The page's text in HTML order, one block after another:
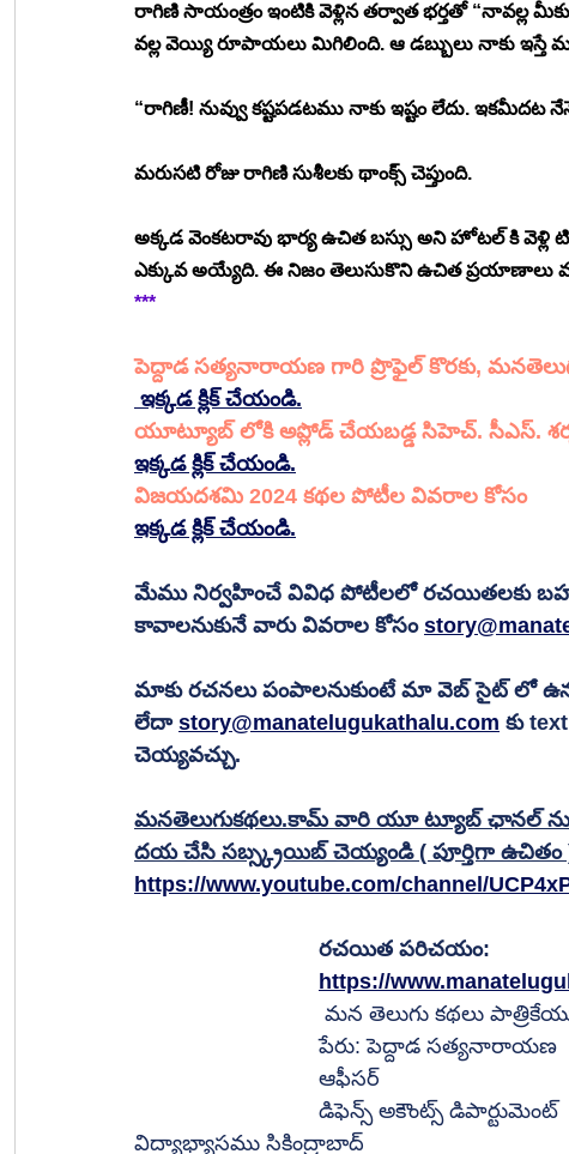
రాగిణి సాయంత్రం ఇంటికి వెళ్లిన తర్వాత భర్తతో “నావల్ల
వల్ల వెయ్యి రూపాయలు మిగిలింది. ఆ డబ్బులు నాకు ఇస్తే
“రాగిణీ! నువ్వు కష్టపడటము నాకు ఇష్టం లేదు. ఇకమీదట
మరుసటి రోజు రాగిణి సుశీలకు థాంక్స్ చెప్తుంది.
అక్కడ వెంకటరావు భార్య ఉచిత బస్సు అని హోటల్ కి వెళ్లి
ఎక్కువ అయ్యేది. ఈ నిజం తెలుసుకొని ఉచిత ప్రయాణాలు
***
పెద్దాడ సత్యనారాయణ గారి ప్రొఫైల్ కొరకు,
ఇక్కడ క్లిక్ చేయండి.
యూట్యూబ్ లోకి అప్లోడ్ చేయబడ్డ సిహెచ్. సీఎస్. శర్మ
ఇక్కడ క్లిక్ చేయండి.
విజయదశమి 2024 కథల పోటీల వివరాల కోసం
ఇక్కడ క్లిక్ చేయండి.
మేము నిర్వహించే వివిధ పోటీలలో రచయితలకు
కావాలనుకునే వారు వివరాల కోసం
మాకు రచనలు పంపాలనుకుంటే మా వెబ్ సైట్ లో
లేదా story@manatelugukathalu.com కు
చెయ్యవచ్చు.
మనతెలుగుకథలు.కామ్ వారి యూ ట్యూబ్ ఛానల్ ను
దయ చేసి సబ్స్క్రయిబ్ చెయ్యండి ( పూర్తిగా ఉచితం
https://www.youtube.com/channel/
రచయిత పరిచయం:
https://
మన తెలుగు కథలు
పేరు: పెద్దాడ సత్యనారాయణ
డిఫెన్స్ అకౌంట్స్ డిపార్టుమెంట్
విద్యాభ్యాసము